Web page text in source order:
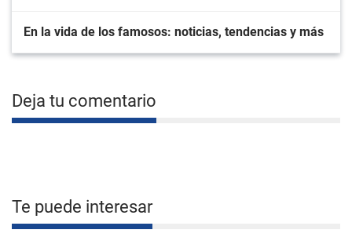
En la vida de los famosos: noticias, tendencias y más
Deja tu comentario
Te puede interesar